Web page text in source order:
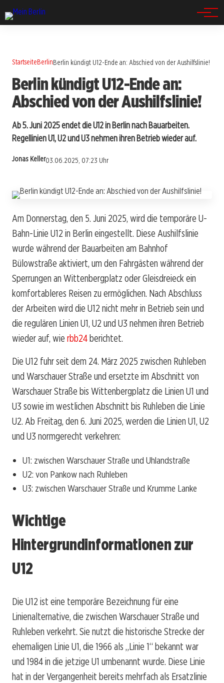
StartseiteBerlinBerlin kündigt U12-Ende an: Abschied von der Aushilfslinie!
Berlin kündigt U12-Ende an:
Abschied von der Aushilfslinie!
Ab 5. Juni 2025 endet die U12 in Berlin nach Bauarbeiten.
Regellinien U1, U2 und U3 nehmen ihren Betrieb wieder auf.
Jonas Keller03.06.2025, 07:23 Uhr
Am Donnerstag, den 5. Juni 2025, wird die temporäre U-
Bahn-Linie U12 in Berlin eingestellt. Diese Aushilfslinie
wurde während der Bauarbeiten am Bahnhof
Bülowstraße aktiviert, um den Fahrgästen während der
Sperrungen an Wittenbergplatz oder Gleisdreieck ein
komfortableres Reisen zu ermöglichen. Nach Abschluss
der Arbeiten wird die U12 nicht mehr in Betrieb sein und
die regulären Linien U1, U2 und U3 nehmen ihren Betrieb
wieder auf, wie rbb24berichtet.
Die U12 fuhr seit dem 24. März 2025 zwischen Ruhleben
und Warschauer Straße und ersetzte im Abschnitt von
Warschauer Straße bis Wittenbergplatz die Linien U1 und
U3 sowie im westlichen Abschnitt bis Ruhleben die Linie
U2. Ab Freitag, den 6. Juni 2025, werden die Linien U1, U2
und U3 normgerecht verkehren:
U1: zwischen Warschauer Straße und Uhlandstraße
U2: von Pankow nach Ruhleben
U3: zwischen Warschauer Straße und Krumme Lanke
Wichtige
Hintergrundinformationen zur
U12
Die U12 ist eine temporäre Bezeichnung für eine
Linienalternative, die zwischen Warschauer Straße und
Ruhleben verkehrt. Sie nutzt die historische Strecke der
ehemaligen Linie U1, die 1966 als „Linie 1“ bekannt war
und 1984 in die jetzige U1 umbenannt wurde. Diese Linie
hat in der Vergangenheit bereits mehrfach als Ersatzlinie